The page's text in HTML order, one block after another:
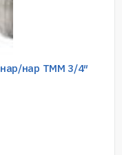
нар TMM 3/4″